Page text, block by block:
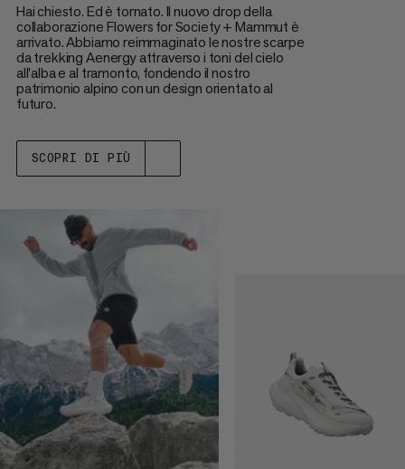
Hai chiesto. Ed è tornato. Il nuovo drop della
collaborazione Flowers for Society + Mammut è
arrivato. Abbiamo reimmaginato le nostre scarpe
da trekking Aenergy attraverso i toni del cielo
all'alba e al tramonto, fondendo il nostro
patrimonio alpino con un design orientato al
futuro.
SCOPRI DI PIÙ